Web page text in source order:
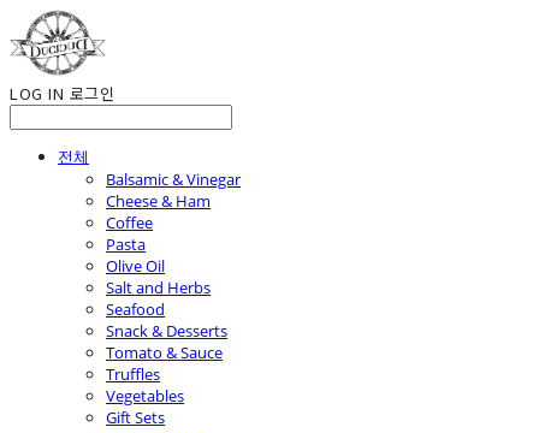
LOG IN 로그인
전체
Balsamic & Vinegar
Cheese & Ham
Coffee
Pasta
Olive Oil
Salt and Herbs
Seafood
Snack & Desserts
Tomato & Sauce
Truffles
Vegetables
Gift Sets